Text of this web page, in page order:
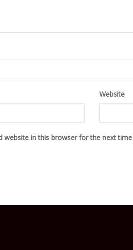
Website
website in this browser for the next